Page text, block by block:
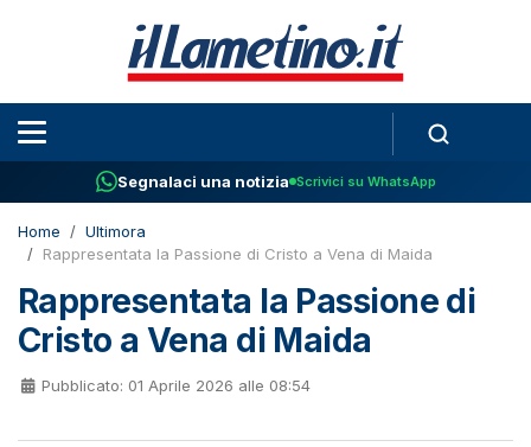
Segnalaci una notizia Scrivici su WhatsApp
Home
Ultimora
Rappresentata la Passione di Cristo a Vena di Maida
Rappresentata la Passione di
Cristo a Vena di Maida
Pubblicato: 01 Aprile 2026 alle 08:54